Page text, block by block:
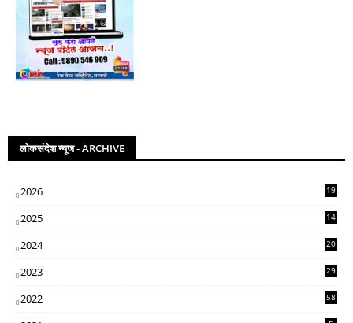
लोकसंदेश न्यूज - ARCHIVE
2026 19
2025
14
2024
20
2023
29
2022
58